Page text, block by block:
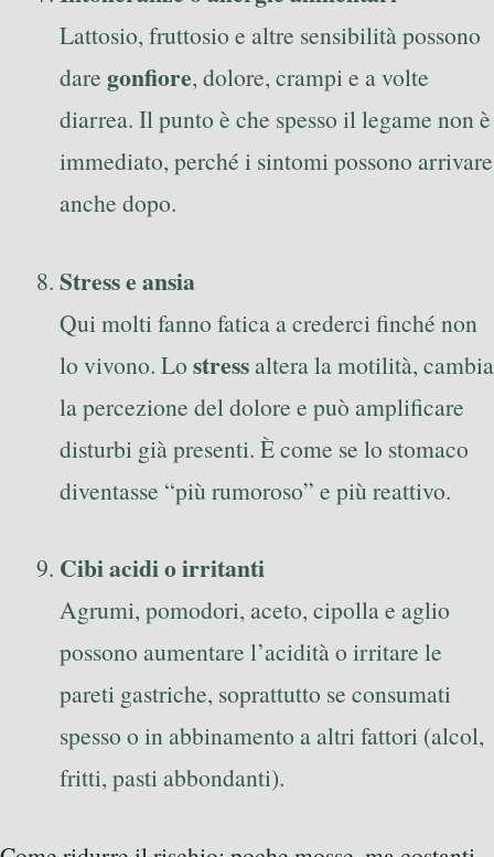
Lattosio, fruttosio e altre sensibilità possono
dare gonfiore, dolore, crampi e a volte
diarrea. Il punto è che spesso il legame non è
immediato, perché i sintomi possono arrivare
anche dopo.
Stress e ansia
Qui molti fanno fatica a crederci finché non
lo vivono. Lo stressaltera la motilità, cambia
la percezione del dolore e può amplificare
disturbi già presenti. È come se lo stomaco
diventasse “più rumoroso” e più reattivo.
Cibi acidi o irritanti
Agrumi, pomodori, aceto, cipolla e aglio
possono aumentare l’acidità o irritare le
pareti gastriche, soprattutto se consumati
spesso o in abbinamento a altri fattori (alcol,
fritti, pasti abbondanti).